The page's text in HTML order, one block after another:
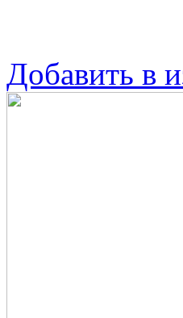
Добавить в